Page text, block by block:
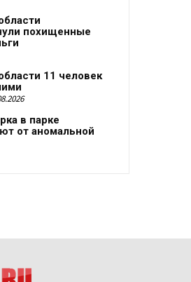
похищенные
11 человек
в парке
от аномальной